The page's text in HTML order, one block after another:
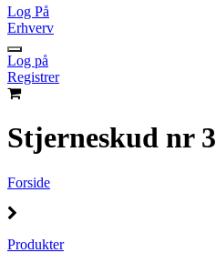
Log På
Erhverv
Log på
Registrer
Stjerneskud nr 3
Forside
Produkter